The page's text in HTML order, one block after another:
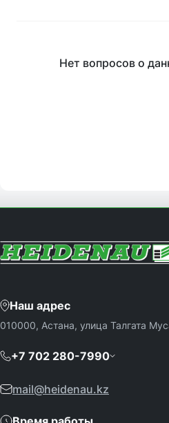
Нет вопросов о
Наш адрес
010000, Астана, улица Талгата
+7 702 280-7990
mail@heidenau.kz